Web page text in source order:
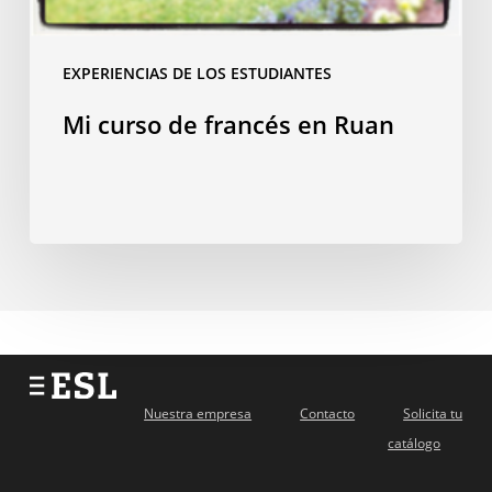
EXPERIENCIAS DE LOS ESTUDIANTES
Mi curso de francés en Ruan
Nuestra empresa Contacto
Solicita tu
catálogo